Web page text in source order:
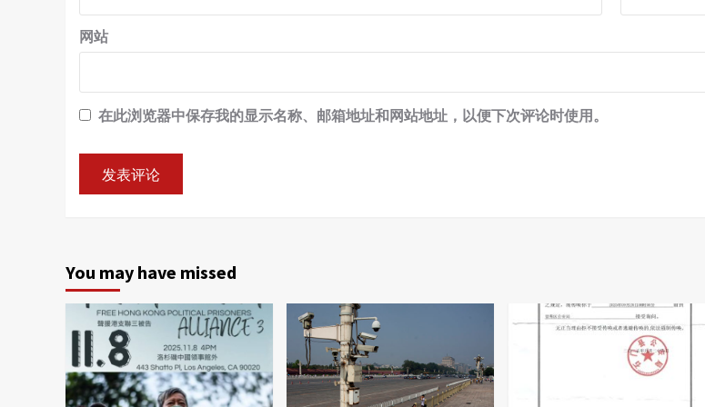
网站
在此浏览器中保存我的显示名称、邮箱地址和网站地址，以便下次评论时使用。
You may have missed